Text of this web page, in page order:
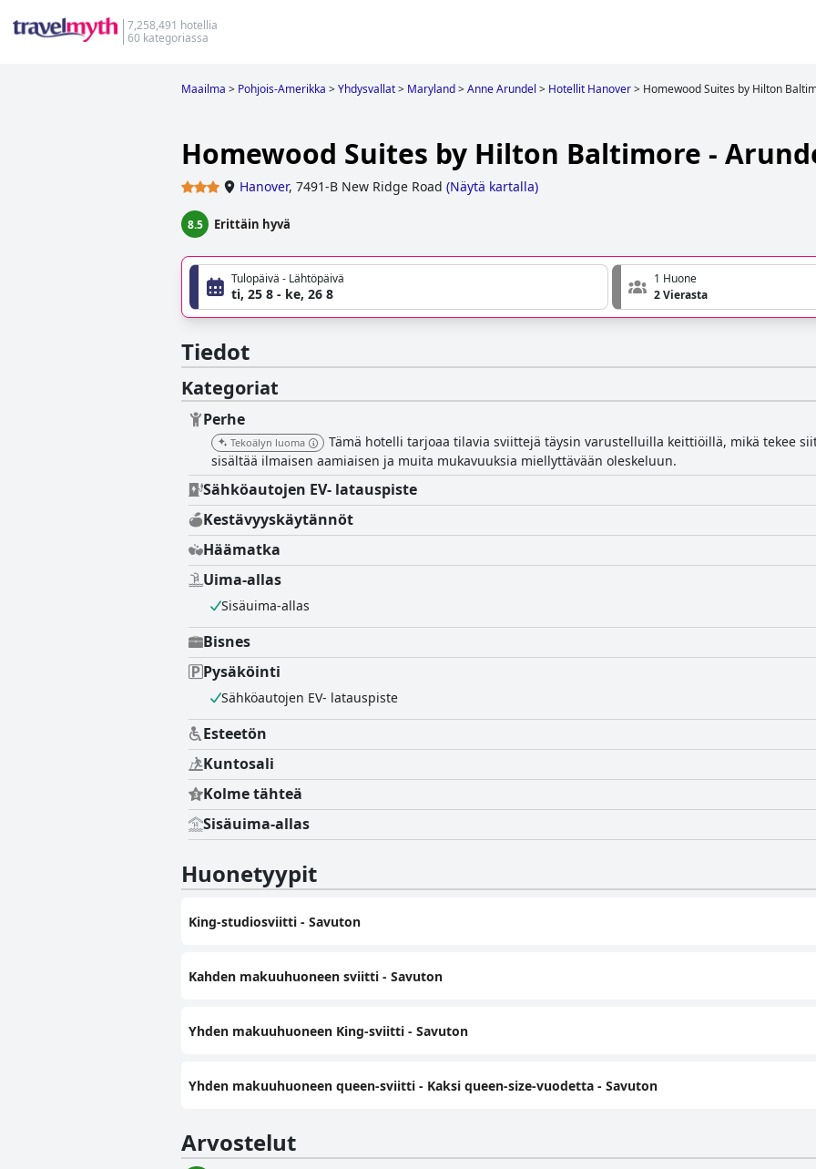
7,258,491 hotellia
60 kategoriassa
Maailma > Pohjois-Amerikka >Yhdysvallat> Maryland>Anne Arundel > Hotellit Hanover> Homewood Suites by Hilton
Homewood Suites by Hilton Baltimore -
Hanover, 7491-B New Ridge Road (Näytä kartalla)
8.5 Erittäin hyvä
Tulopäivä - Lähtöpäivä
ti, 25 8 - ke, 26 8
1 Huone
2 Vierasta
Tiedot
Kategoriat
Perhe
Tekoälyn luoma
Tämä hotelli tarjoaa tilavia sviittejä täysin varustelluilla keittiöillä, mikä tekee
sisältää ilmaisen aamiaisen ja muita mukavuuksia miellyttävään oleskeluun.
Sähköautojen EV- latauspiste
Kestävyyskäytännöt
Häämatka
Uima-allas
Sisäuima-allas
Bisnes
Pysäköinti
Sähköautojen EV- latauspiste
Esteetön
Kuntosali
Kolme tähteä
Sisäuima-allas
Huonetyypit
King-studiosviitti - Savuton
Kahden makuuhuoneen sviitti - Savuton
Yhden makuuhuoneen King-sviitti - Savuton
Yhden makuuhuoneen queen-sviitti - Kaksi queen-size-vuodetta - Savuton
Arvostelut